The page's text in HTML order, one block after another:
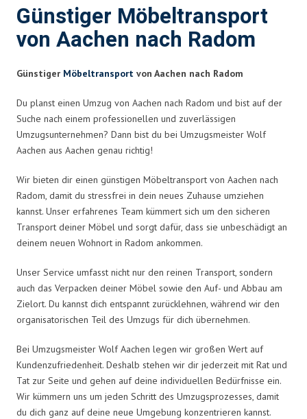
Günstiger Möbeltransport
von Aachen nach Radom
Günstiger Möbeltransport von Aachen nach Radom
Du planst einen Umzug von Aachen nach Radom und bist auf der
Suche nach einem professionellen und zuverlässigen
Umzugsunternehmen? Dann bist du bei Umzugsmeister Wolf
Aachen aus Aachen genau richtig!
Wir bieten dir einen günstigen Möbeltransport von Aachen nach
Radom, damit du stressfrei in dein neues Zuhause umziehen
kannst. Unser erfahrenes Team kümmert sich um den sicheren
Transport deiner Möbel und sorgt dafür, dass sie unbeschädigt an
deinem neuen Wohnort in Radom ankommen.
Unser Service umfasst nicht nur den reinen Transport, sondern
auch das Verpacken deiner Möbel sowie den Auf- und Abbau am
Zielort. Du kannst dich entspannt zurücklehnen, während wir den
organisatorischen Teil des Umzugs für dich übernehmen.
Bei Umzugsmeister Wolf Aachen legen wir großen Wert auf
Kundenzufriedenheit. Deshalb stehen wir dir jederzeit mit Rat und
Tat zur Seite und gehen auf deine individuellen Bedürfnisse ein.
Wir kümmern uns um jeden Schritt des Umzugsprozesses, damit
du dich ganz auf deine neue Umgebung konzentrieren kannst.